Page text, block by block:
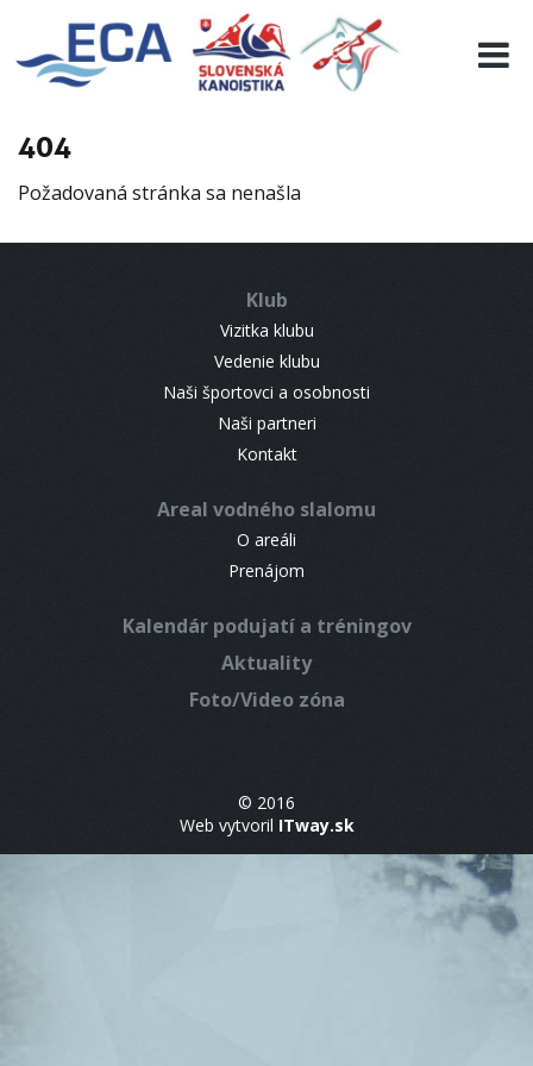
404
Požadovaná stránka sa nenašla
Klub
Vizitka klubu
Vedenie klubu
Naši športovci a osobnosti
Naši partneri
Kontakt
Areal vodného slalomu
O areáli
Prenájom
Kalendár podujatí a tréningov
Aktuality
Foto/Video zóna
© 2016
Web vytvoril ITway.sk
EURO 19
INFO
RESULTS
CONTACT